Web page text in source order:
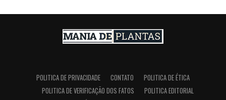
POLITICA DE PRIVACIDADE CONTATO
POLITICA DE ÉTICA
POLITICA DE VERIFICAÇÃO DOS FATOS
POLITICA EDITORIAL